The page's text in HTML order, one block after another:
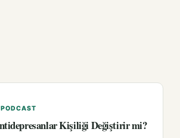
PODCAST
Kişiliği Değiştirir mi?